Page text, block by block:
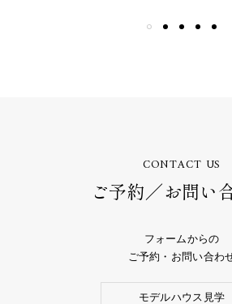
CONTACT US
ご予約／お問い
フォームからの
ご予約・お問い合わ
モデルハウス見学